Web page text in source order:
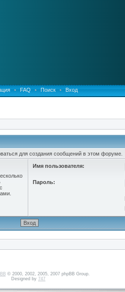
• FAQ • Поиск • Вход
для создания сообщений в этом форуме.
Имя пользователя:
Пароль:
© 2000, 2002, 2005, 2007 phpBB Group.
Designed by 747